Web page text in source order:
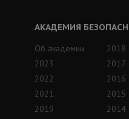
АКАДЕМИЯ
Об академии
2023
2022
2021
2019
2018
2017
2016
2015
2014